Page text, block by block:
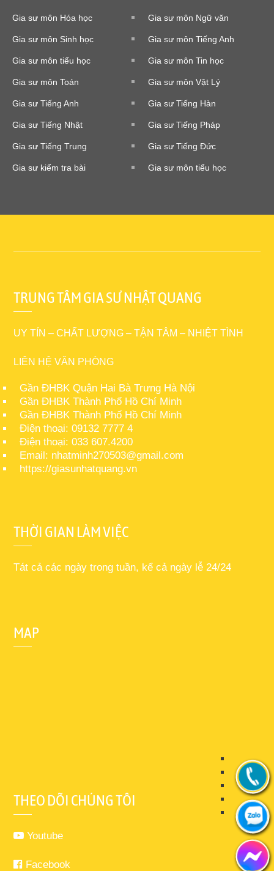
Gia sư môn Hóa học Gia sư môn Ngữ văn
Gia sư môn Sinh học Gia sư môn Tiếng Anh
Gia sư môn tiểu học Gia sư môn Tin học
Gia sư môn Toán Gia sư môn Vật Lý
Gia sư Tiếng Anh Gia sư Tiếng Hàn
Gia sư Tiếng Nhật Gia sư Tiếng Pháp
Gia sư Tiếng Trung Gia sư Tiếng Đức
Gia sư kiểm tra bài Gia sư môn tiểu học
TRUNG TÂM GIA SƯ NHẬT QUANG
UY TÍN – CHẤT LƯỢNG – TẬN TÂM – NHIỆT TÌNH
LIÊN HỆ VĂN PHÒNG
Gần ĐHBK Quận Hai Bà Trưng Hà Nội
Gần ĐHBK Thành Phố Hồ Chí Minh
Gần ĐHBK Thành Phố Hồ Chí Minh
Điện thoại: 09132 7777 4
Điện thoại: 033 607.4200
Email: nhatminh270503@gmail.com
https://giasunhatquang.vn
THỜI GIAN LÀM VIỆC
Tát cả các ngày trong tuần, kể cả ngày lễ 24/24
MAP
THEO DÕI CHÚNG TÔI
Youtube
Facebook